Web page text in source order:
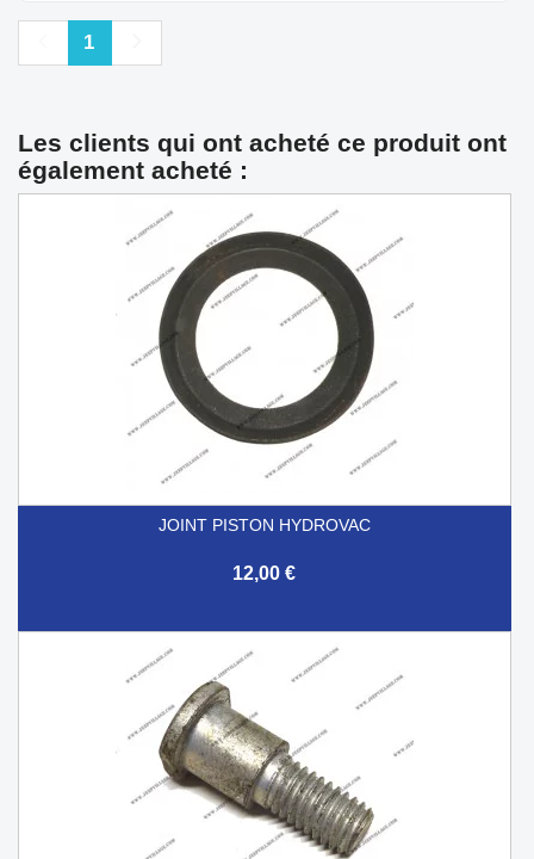
Précédent
1
Les clients qui ont acheté ce produit ont
également acheté :
JOINT PISTON HYDROVAC
12,00 €